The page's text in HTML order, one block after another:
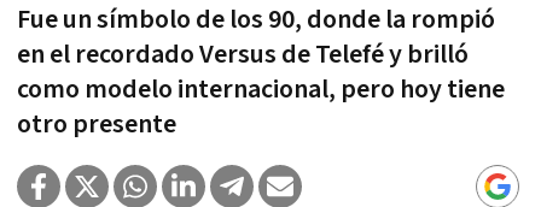
Fue un símbolo de los 90, donde la rompió
en el recordado Versus de Telefé y brilló
como modelo internacional, pero hoy tiene
otro presente